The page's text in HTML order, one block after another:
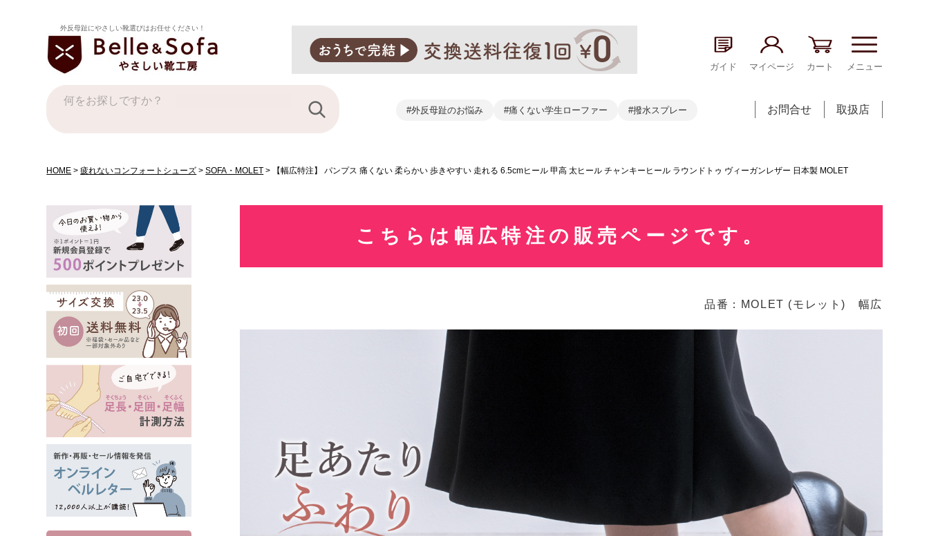
外反母趾にやさしい靴選びはお任せください！
ガイド マイページ カート メニュー
#外反母趾のお悩み #痛くない学生ローファー #撥水スプレー お問合せ 取扱店
HOME 疲れないコンフォートシューズ SOFA・MOLET 【幅広特注】 パンプス 痛くない 柔らかい 歩きやすい 走れる 6.5cmヒール 甲高 太ヒール チャンキーヒール ラウンドトゥ ヴィーガンレザー 日本製 MOLET
こちらは幅広特注の販売ページです。
品番：MOLET (モレット) 幅広